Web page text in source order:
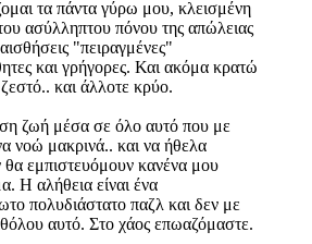
τα πάντα γύρω μου, κλεισμένη
ασύλληπτου πόνου της απώλειας
"πειραγμένες"
και γρήγορες. Και ακόμα κρατώ
και άλλοτε κρύο.
ζωή μέσα σε όλο αυτό που με
νοώ μακρινά.. και να ήθελα
εμπιστευόμουν κανένα μου
Η αλήθεια είναι ένα
πολυδιάστατο παζλ και δεν με
αυτό. Στο χάος επωαζόμαστε.